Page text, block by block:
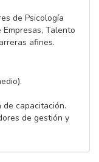
de Psicología
Talento
afines.
de capacitación.
de gestión y